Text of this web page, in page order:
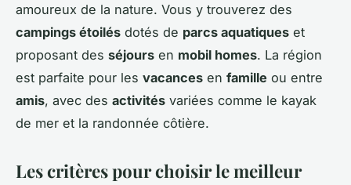
amoureux de la nature. Vous y trouverez des
campings étoilés dotés de parcs aquatiques et
proposant des séjours en mobil homes. La région
est parfaite pour les vacances en famille ou entre
amis, avec des activités variées comme le kayak
de mer et la randonnée côtière.
Les critères pour choisir le meilleur